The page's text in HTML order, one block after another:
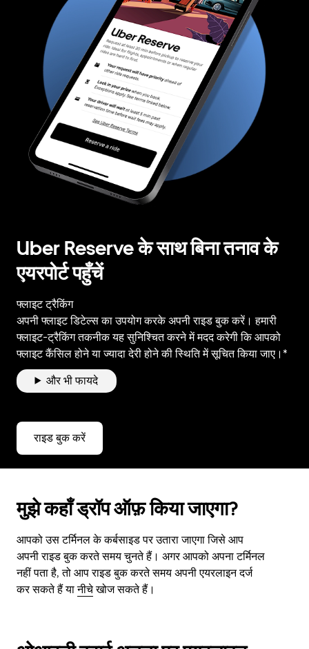
Uber Reserve के साथ बिना तनाव के
एयरपोर्ट पहुँचें
फ्लाइट ट्रैकिंग
अपनी फ्लाइट डिटेल्स का उपयोग करके अपनी राइड बुक करें। हमारी
फ्लाइट-ट्रैकिंग तकनीक यह सुनिश्चित करने में मदद करेगी कि आपको
फ्लाइट कैंसिल होने या ज्यादा देरी होने की स्थिति में सूचित किया जाए।*
और भी फायदे
राइड बुक करें
मुझे कहाँ ड्रॉप ऑफ़ किया जाएगा?
आपको उस टर्मिनल के कर्बसाइड पर उतारा जाएगा जिसे आप
अपनी राइड बुक करते समय चुनते हैं। अगर आपको अपना टर्मिनल
नहीं पता है, तो आप राइड बुक करते समय अपनी एयरलाइन दर्ज
कर सकते हैं यानीचेखोज सकते हैं।